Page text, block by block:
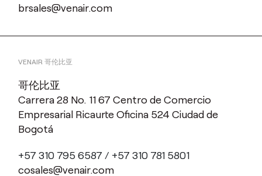
brsales@venair.com
VENAIR 哥伦比亚
哥伦比亚
Carrera 28 No. 11 67 Centro de Comercio
Empresarial Ricaurte Oficina 524 Ciudad de
Bogotá
+57 310 795 6587 / +57 310 781 5801
cosales@venair.com